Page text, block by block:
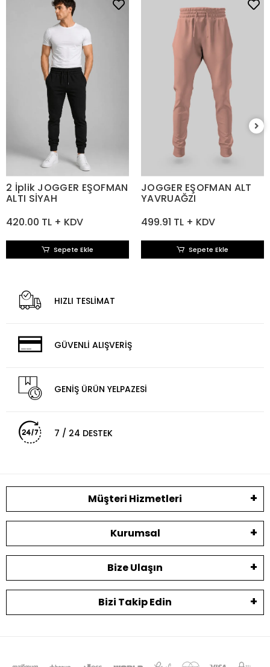
2 İplik JOGGER EŞOFMAN
ALTI SİYAH
420.00 TL + KDV
Sepete Ekle
JOGGER EŞOFMAN ALT
YAVRUAĞZI
499.91 TL + KDV
Sepete Ekle
HIZLI TESLİMAT
GÜVENLİ ALIŞVERİŞ
GENİŞ ÜRÜN YELPAZESİ
7 / 24 DESTEK
Müşteri Hizmetleri
Kurumsal
Bize Ulaşın
Bizi Takip Edin